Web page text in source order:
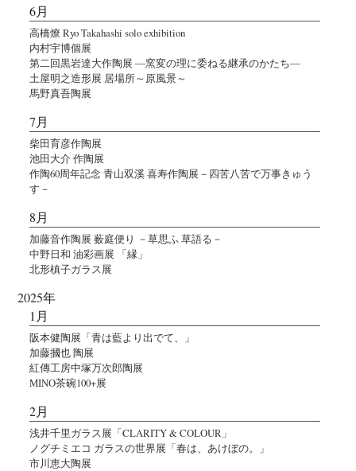
6月
高橋燎 Ryo Takahashi solo exhibition
内村宇博個展
第二回黒岩達大作陶展 ―窯変の理に委ねる継承のかたち―
土屋明之造形展 居場所～原風景～
馬野真吾陶展
7月
柴田育彦作陶展
池田大介 作陶展
作陶60周年記念 青山双溪 喜寿作陶展－四苦八苦で万事きゅう
す－
8月
加藤音作陶展 薮庭便り －草思ふ 草語る－
中野日和 油彩画展 「縁」
北形槙子ガラス展
2025年
1月
阪本健陶展「青は藍より出でて、」
加藤摑也 陶展
紅傳工房中塚万次郎陶展
MINO茶碗100+展
2月
浅井千里ガラス展「CLARITY & COLOUR」
ノグチミエコ ガラスの世界展「春は、あけぼの。」
市川恵大陶展